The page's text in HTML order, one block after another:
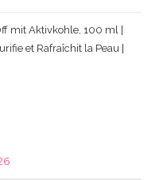
mit Aktivkohle, 100 ml |
et Rafraîchit la Peau |